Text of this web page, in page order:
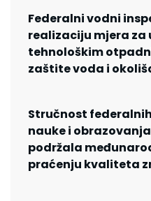
Federalni vodni
realizaciju mjera
tehnološkim
zaštite voda i
Stručnost
nauke i
podržala
praćenju kvaliteta